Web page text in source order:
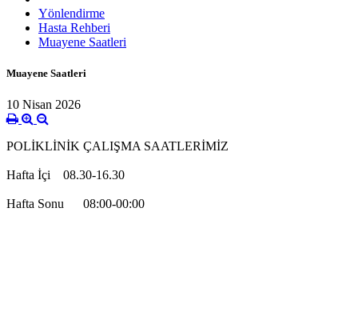
Yönlendirme
Hasta Rehberi
Muayene Saatleri
Muayene Saatleri
10 Nisan 2026
POLİKLİNİK ÇALIŞMA SAATLERİMİZ
Hafta İçi 08.30-16.30
Hafta Sonu 08:00-00:00